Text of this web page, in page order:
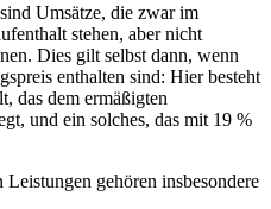
Umsätze, die zwar im
stehen, aber nicht
Dies gilt selbst dann, wenn
enthalten sind: Hier besteht
das dem ermäßigten
und ein solches, das mit 19 %
Leistungen gehören insbesondere